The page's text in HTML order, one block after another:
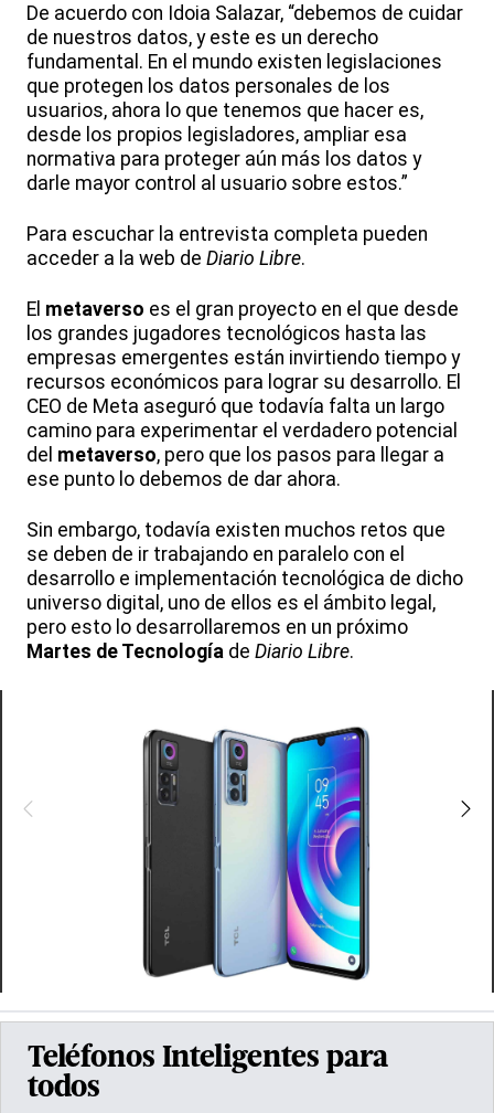
De acuerdo con Idoia Salazar, “debemos de cuidar
de nuestros datos, y este es un derecho
fundamental. En el mundo existen legislaciones
que protegen los datos personales de los
usuarios, ahora lo que tenemos que hacer es,
desde los propios legisladores, ampliar esa
normativa para proteger aún más los datos y
darle mayor control al usuario sobre estos.”
Para escuchar la entrevista completa pueden
acceder a la web de Diario Libre.
El metaverso es el gran proyecto en el que desde
los grandes jugadores tecnológicos hasta las
empresas emergentes están invirtiendo tiempo y
recursos económicos para lograr su desarrollo. El
CEO de Meta aseguró que todavía falta un largo
camino para experimentar el verdadero potencial
del metaverso, pero que los pasos para llegar a
ese punto lo debemos de dar ahora.
Sin embargo, todavía existen muchos retos que
se deben de ir trabajando en paralelo con el
desarrollo e implementación tecnológica de dicho
universo digital, uno de ellos es el ámbito legal,
pero esto lo desarrollaremos en un próximo
Martes de Tecnología de Diario Libre.
Teléfonos Inteligentes para
todos